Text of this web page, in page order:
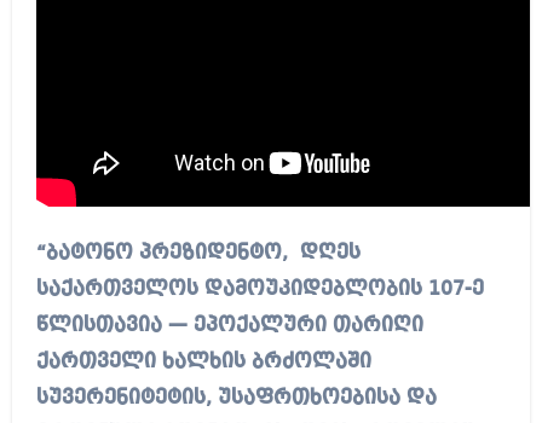
“ბატონო პრეზიდენტო, დღეს
საქართველოს დამოუკიდებლობის 107-ე
წლისთავია — ეპოქალური თარიღი
ქართველი ხალხის ბრძოლაში
სუვერენიტეტის, უსაფრთხოებისა და